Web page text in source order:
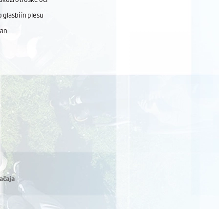
glasbi in plesu